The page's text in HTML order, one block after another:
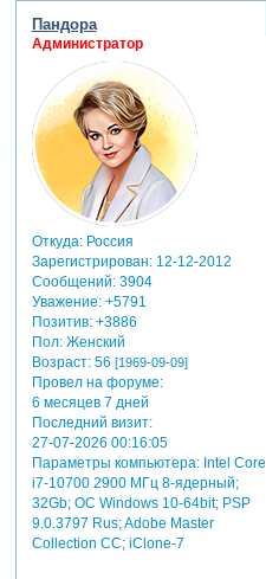
Пандора
Администратор
Откуда:Россия
Зарегистрирован: 12-12-2012
Сообщений:3904
Уважение: +5791
Позитив: +3886
Пол:Женский
Возраст:56 [1969-09-09]
Провел на форуме:
6 месяцев 7 дней
Последний визит:
27-07-2026 00:16:05
Параметры компьютера:Intel Core
i7-10700 2900 МГц 8-ядерный;
32Gb; ОС Windows 10-64bit; PSP
9.0.3797 Rus; Adobe Master
Collection СС; iClone-7